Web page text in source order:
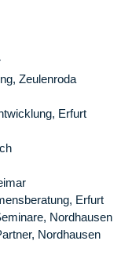
Zeulenroda
Erfurt
Erfurt
Nordhausen
Nordhausen